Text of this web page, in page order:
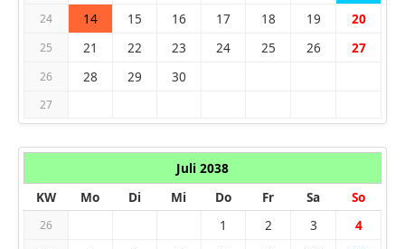
24 14 15 16 17 18 19 20
25 21 22 23 24 25 26 27
26 28 29 30
27
Juli 2038
KW
Mo Di Mi Do Fr Sa So
26 1 2 3 4